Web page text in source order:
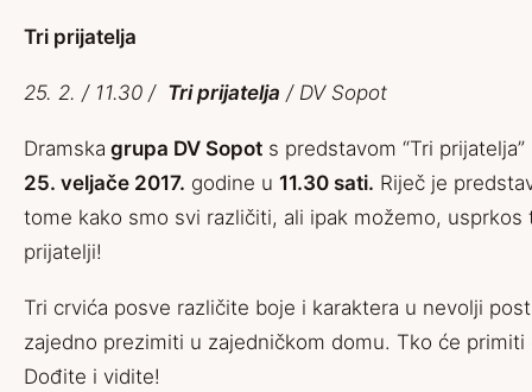
Tri prijatelja
25. 2. / 11.30 / Tri prijatelja / DV Sopot
Dramska grupa DV Sopot s predstavom “Tri
25. veljače 2017. godine u 11.30 sati. Riječ je
tome kako smo svi različiti, ali ipak možemo, usprkos
prijatelji!
Tri crvića posve različite boje i karaktera u nevolji
zajedno prezimiti u zajedničkom domu. Tko će primiti
Dođite i vidite!